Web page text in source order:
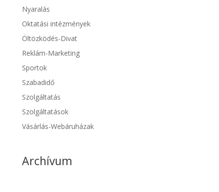
Nyaralás
Oktatási intézmények
Öltözködés-Divat
Reklám-Marketing
Sportok
Szabadidő
Szolgáltatás
Szolgáltatások
Vásárlás-Webáruházak
Archívum